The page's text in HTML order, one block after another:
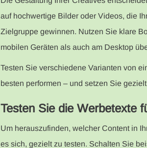
auf hochwertige Bilder oder Videos, die
Zielgruppe gewinnen. Nutzen Sie klare
mobilen Geräten als auch am Desktop
Testen Sie verschiedene Varianten von
besten performen – und setzen Sie
Testen Sie die Werbetexte
Um herauszufinden, welcher Content in
es sich, gezielt zu testen. Schalten Sie